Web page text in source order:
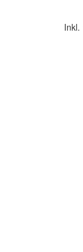
Inkl.